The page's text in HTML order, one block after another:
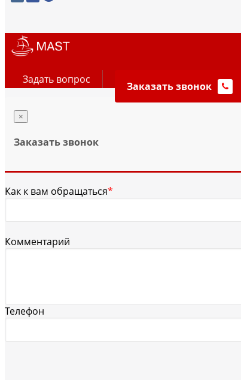
Задать вопрос
Заказать звонок
×
Заказать звонок
Как к вам обращаться*
Комментарий
Телефон